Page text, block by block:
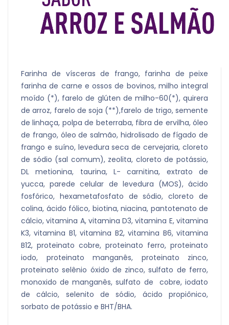
Farinha de vísceras de frango, farinha de peixe
farinha de carne e ossos de bovinos, milho integral
moído (*), farelo de glúten de milho-60(*), quirera
de arroz, farelo de soja (**),farelo de trigo, semente
de linhaça, polpa de beterraba, fibra de ervilha, óleo
de frango, óleo de salmão, hidrolisado de fígado de
frango e suíno, levedura seca de cervejaria, cloreto
de sódio (sal comum), zeolita, cloreto de potássio,
DL metionina, taurina, L- carnitina, extrato de
yucca, parede celular de levedura (MOS), ácido
fosfórico, hexametafosfato de sódio, cloreto de
colina, ácido fólico, biotina, niacina, pantotenato de
cálcio, vitamina A, vitamina D3, vitamina E, vitamina
K3, vitamina B1, vitamina B2, vitamina B6, vitamina
B12, proteinato cobre, proteinato ferro, proteinato
iodo, proteinato manganês, proteinato zinco,
proteinato selênio óxido de zinco, sulfato de ferro,
monoxido de manganês, sulfato de cobre, iodato
de cálcio, selenito de sódio, ácido propiônico,
sorbato de potássio e BHT/BHA.